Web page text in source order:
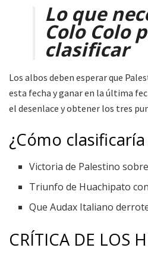
Lo que
Colo Colo
clasificar
Los albos deben esperar que
esta fecha y ganar en la última
el desenlace y obtener los tres
¿Cómo
Victoria de Palestino
Triunfo de Huachipato
Que Audax Italiano
CRÍTICA DE LOS